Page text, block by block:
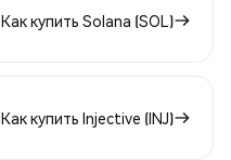
Как купить Solana (SOL)
Как купить Injective (INJ)